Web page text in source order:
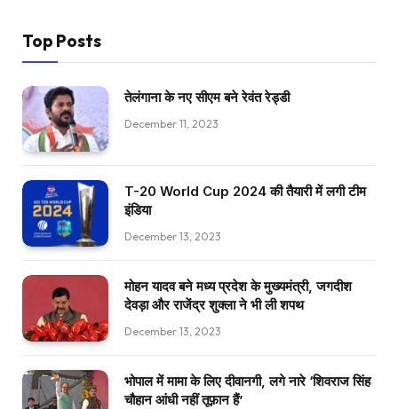
Top Posts
तेलंगाना के नए सीएम बने रेवंत रेड्डी
December 11, 2023
T-20 World Cup 2024 की तैयारी में लगी टीम
इंडिया
December 13, 2023
मोहन यादव बने मध्य प्रदेश के मुख्यमंत्री, जगदीश
देवड़ा और राजेंद्र शुक्ला ने भी ली शपथ
December 13, 2023
भोपाल में मामा के लिए दीवानगी, लगे नारे ‘शिवराज सिंह
चौहान आंधी नहीं तूफ़ान हैं’